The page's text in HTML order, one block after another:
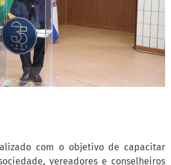
com o objetivo de capacitar
vereadores e conselheiros